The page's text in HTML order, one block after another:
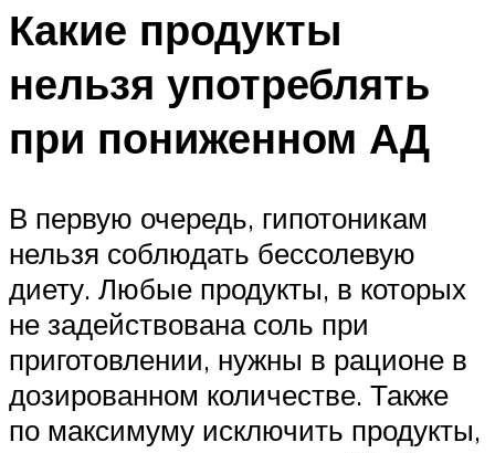
Какие продукты
нельзя употреблять
при пониженном АД
В первую очередь, гипотоникам
нельзя соблюдать бессолевую
диету. Любые продукты, в которых
не задействована соль при
приготовлении, нужны в рационе в
дозированном количестве. Также
по максимуму исключить продукты,